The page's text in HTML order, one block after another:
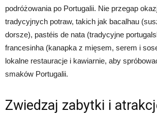
podróżowania po Portugalii. Nie przegap
tradycyjnych potraw, takich jak bacalhau
dorsze), pastéis de nata (tradycyjne
francesinha (kanapka z mięsem, serem i
lokalne restauracje i kawiarnie, aby
smaków Portugalii.
Zwiedzaj zabytki i